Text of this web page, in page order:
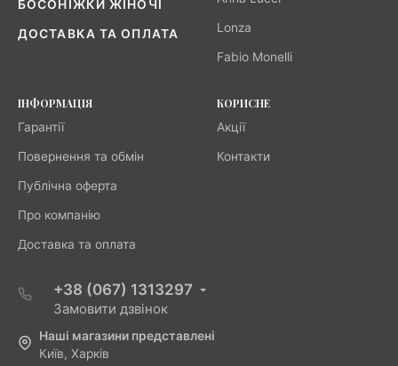
БОСОНІЖКИ ЖІНОЧІ
ДОСТАВКА ТА ОПЛАТА Lonza
Fabio Monelli
ІНФОРМАЦІЯ
Гарантії
Повернення та обмін
Публічна оферта
Про компанію
Доставка та оплата
КОРИСНЕ
Акції
Контакти
+38 (067) 1313297
Замовити дзвінок
Наші магазини представлені
Київ, Харків